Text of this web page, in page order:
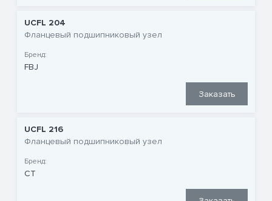
UCFL 204
Фланцевый подшипниковый узел
Бренд:
FBJ
Заказать
UCFL 216
Фланцевый подшипниковый узел
Бренд:
CT